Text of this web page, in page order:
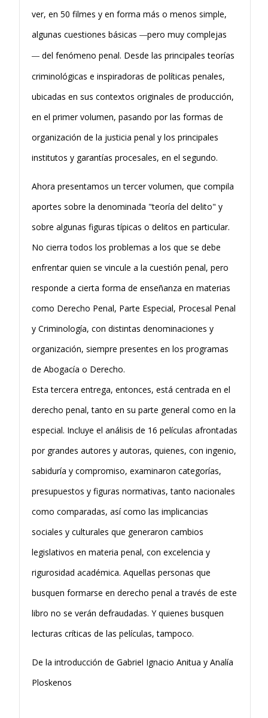
ver, en 50 filmes y en forma más o menos simple,
algunas cuestiones básicas —pero muy complejas
—del fenómeno penal. Desde las principales teorías
criminológicas e inspiradoras de políticas penales,
ubicadas en sus contextos originales de producción,
en el primer volumen, pasando por las formas de
organización de la justicia penal y los principales
institutos y garantías procesales, en el segundo.
Ahora presentamos un tercer volumen, que compila
aportes sobre la denominada "teoría del delito" y
sobre algunas figuras típicas o delitos en particular.
No cierra todos los problemas a los que se debe
enfrentar quien se vincule a la cuestión penal, pero
responde a cierta forma de enseñanza en materias
como Derecho Penal, Parte Especial, Procesal Penal
y Criminología, con distintas denominaciones y
organización, siempre presentes en los programas
de Abogacía o Derecho.
Esta tercera entrega, entonces, está centrada en el
derecho penal, tanto en su parte general como en la
especial. Incluye el análisis de 16 películas afrontadas
por grandes autores y autoras, quienes, con ingenio,
sabiduría y compromiso, examinaron categorías,
presupuestos y figuras normativas, tanto nacionales
como comparadas, así como las implicancias
sociales y culturales que generaron cambios
legislativos en materia penal, con excelencia y
rigurosidad académica. Aquellas personas que
busquen formarse en derecho penal a través de este
libro no se verán defraudadas. Y quienes busquen
lecturas críticas de las películas, tampoco.
De la introducción de Gabriel Ignacio Anitua y Analía
Ploskenos